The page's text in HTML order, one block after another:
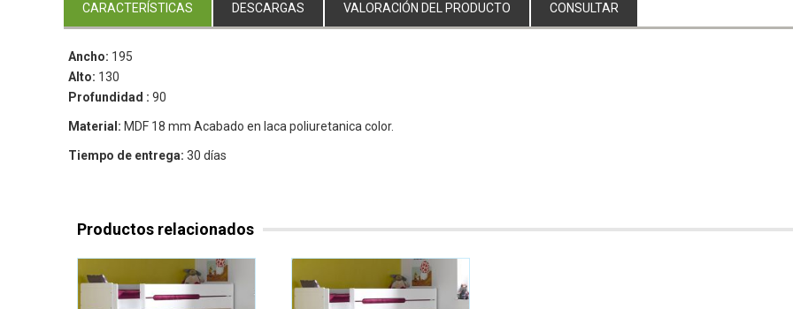
CARACTERÍSTICAS DESCARGAS VALORACIÓN DEL PRODUCTO CONSULTAR
Ancho: 195
Alto: 130
Profundidad : 90
Material: MDF 18 mm Acabado en laca poliuretanica color.
Tiempo de entrega: 30 días
Productos relacionados